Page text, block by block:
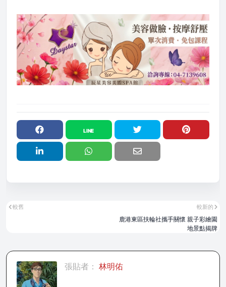
較新的
鹿港東區扶輪社攜手關懷 親子彩繪園
地景點揭牌
較舊
張貼者： 林明佑